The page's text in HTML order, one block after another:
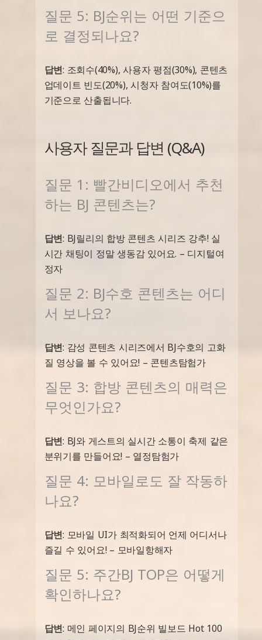
질문 5: BJ순위는 어떤 기준으
로 결정되나요?
답변: 조회수(40%), 사용자 평점(30%), 콘텐츠
업데이트 빈도(20%), 시청자 참여도(10%)를
기준으로 산출됩니다.
사용자 질문과 답변 (Q&A)
질문 1: 빨간비디오에서 추천
하는 BJ 콘텐츠는?
답변: BJ릴리의 합방 콘텐츠 시리즈 강추! 실
시간 채팅이 정말 생동감 있어요. – 디지털여
정자
질문 2: BJ수호 콘텐츠는 어디
서 보나요?
답변: 감성 콘텐츠 시리즈에서 BJ수호의 고화
질 영상을 볼 수 있어요! – 콘텐츠탐험가
질문 3: 합방 콘텐츠의 매력은
무엇인가요?
답변: BJ와 게스트의 실시간 소통이 축제 같은
분위기를 만들어요! – 열정탐험가
질문 4: 모바일로도 잘 작동하
나요?
답변: 모바일 UI가 최적화되어 언제 어디서나
즐길 수 있어요! – 모바일항해자
질문 5: 주간BJ TOP은 어떻게
확인하나요?
답변: 메인 페이지의 BJ순위 빌보드 Hot 100